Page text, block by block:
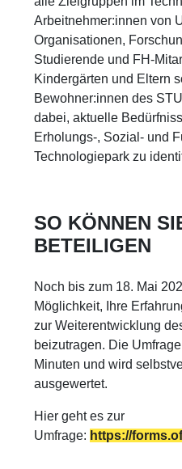
Arbeitnehmer:innen von
Organisationen,
Studierende und FH-
Kindergärten und Eltern
Bewohner:innen des
dabei, aktuelle
Erholungs-, Sozial- und
Technologiepark zu
SO KÖNNEN
BETEILIGEN
Noch bis zum 18. Mai
Möglichkeit, Ihre
zur Weiterentwicklung
beizutragen. Die
Minuten und wird
ausgewertet.
Hier geht es zur
Umfrage: https://